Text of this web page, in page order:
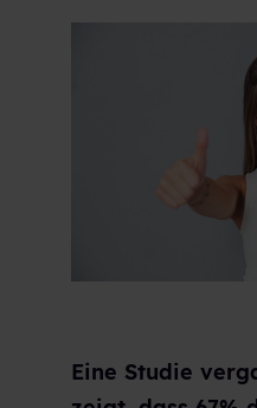
Eine Studie